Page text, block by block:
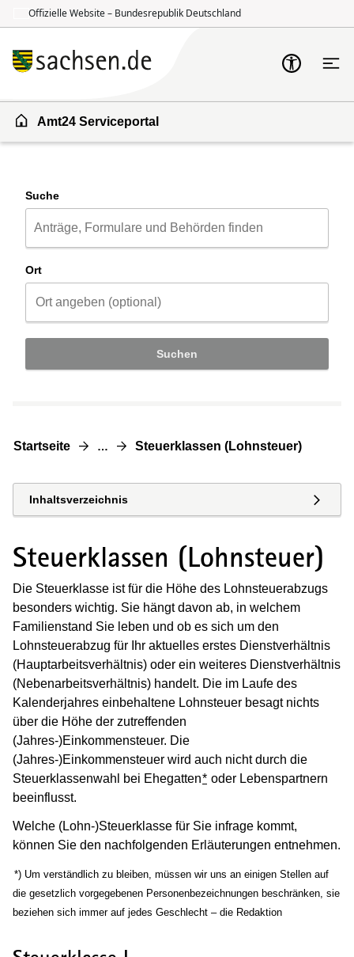
Offizielle Website – Bundesrepublik Deutschland
Amt24 Serviceportal
Suche
Ort
Suchen
Startseite … Steuerklassen (Lohnsteuer)
Inhaltsverzeichnis
Steuerklassen (Lohnsteuer)
Die Steuerklasse ist für die Höhe des Lohnsteuerabzugs
besonders wichtig. Sie hängt davon ab, in welchem
Familienstand Sie leben und ob es sich um den
Lohnsteuerabzug für Ihr aktuelles erstes Dienstverhältnis
(Hauptarbeitsverhältnis) oder ein weiteres Dienstverhältnis
(Nebenarbeitsverhältnis) handelt. Die im Laufe des
Kalenderjahres einbehaltene Lohnsteuer besagt nichts
über die Höhe der zutreffenden
(Jahres-)Einkommensteuer. Die
(Jahres-)Einkommensteuer wird auch nicht durch die
Steuerklassenwahl bei Ehegatten* oder Lebenspartnern
beeinflusst.
Welche (Lohn-)Steuerklasse für Sie infrage kommt,
können Sie den nachfolgenden Erläuterungen entnehmen.
(Wird in einem neuen Fenster geöffnet)
*) Um verständlich zu bleiben, müssen wir uns an einigen Stellen auf
die gesetzlich vorgegebenen Personenbezeichnungen beschränken, sie
beziehen sich immer auf jedes Geschlecht – die Redaktion